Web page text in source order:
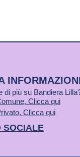
di più su Bandiera
Clicca qui
Clicca qui
SOCIALE